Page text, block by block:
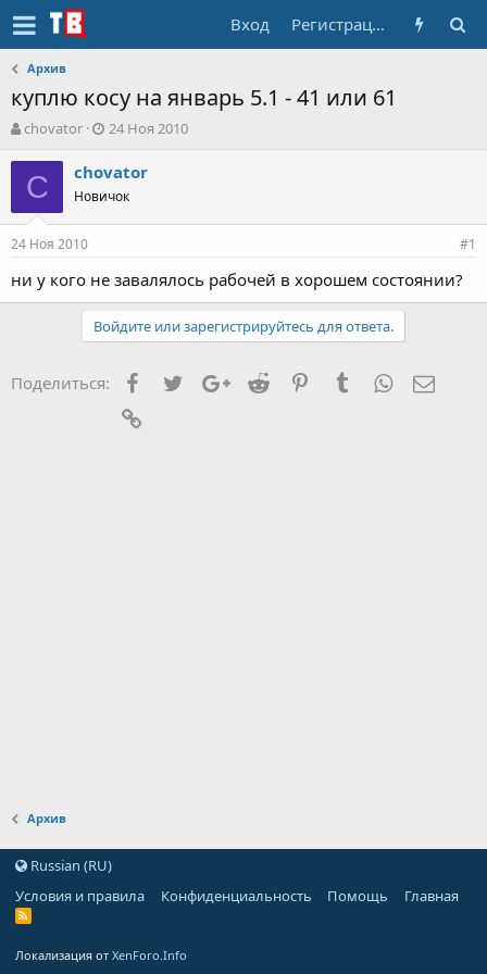
Вход Регистрация
Архив
куплю косу на январь 5.1 - 41 или 61
А
т
о
т
е
ы
chovator
Д
т
н
а
л
а
24 Ноя 2010
C chovator
Новичок
24 Ноя 2010 #1
ни у кого не завалялось рабочей в хорошем состоянии?
Войдите или зарегистрируйтесь для ответа.
Поделиться: FacebookTwitterGoogle+
Reddit PinterestTumblrWhatsApp
Архив
Russian (RU)
Условия и правила
Конфиденциальность Помощь Главная
Локализация от XenForo.Info